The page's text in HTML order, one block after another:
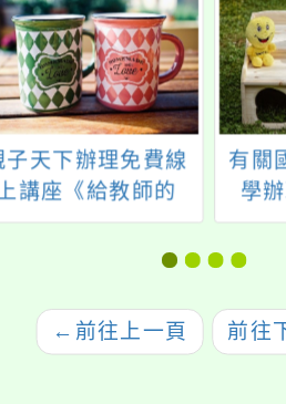
子天下辦理免費線
講座《給教師的
必修課：如何先
安定自己再安頓孩
及家長踴躍報名，
提供 SEL 校園增能
有關
學
室」
案，
← 前往上一頁 前往